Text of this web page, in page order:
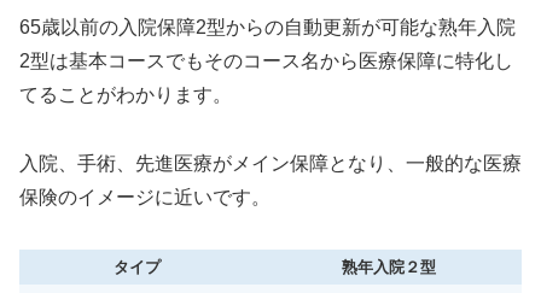
65歳以前の入院保障2型からの自動更新が可能な熟年入院
2型は基本コースでもそのコース名から医療保障に特化し
てることがわかります。
入院、手術、先進医療がメイン保障となり、一般的な医療
保険のイメージに近いです。
タイプ
熟年入院２型